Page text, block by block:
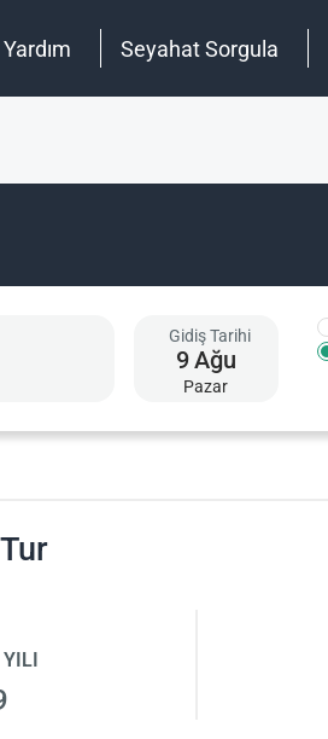
Yardım Seyahat Sorgula
Gidiş Tarihi
9Ağu
Pazar
YILI